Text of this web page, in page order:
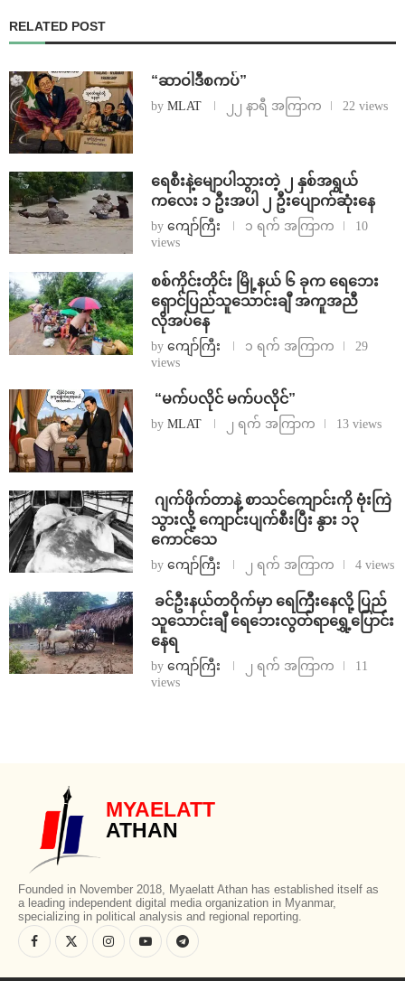
RELATED POST
“ဆာဝါဒီစကပ်”
by MLAT ၂၂ နာရီ အကြာက 22 views
ရေစီးနဲ့မျောပါသွားတဲ့ ၂ နှစ်အရွယ်
ကလေး ၁ ဦးအပါ ၂ ဦးပျောက်ဆုံးနေ
by ကျော်ကြီး ၁ ရက် အကြာက
10
views
စစ်ကိုင်းတိုင်း မြို့နယ် ၆ ခုက ရေဘေး
ရှောင်ပြည်သူသောင်းချီ အကူအညီ
လိုအပ်နေ
by ကျော်ကြီး ၁ ရက် အကြာက
29
views
⁨ ⁨“မက်ပလိုင် မက်ပလိုင်”
by MLAT ၂ ရက် အကြာက 13 views
⁨⁩ ⁨ဂျက်ဖိုက်တာနဲ့ စာသင်ကျောင်းကို ဗုံးကြဲ
သွားလို့ ကျောင်းပျက်စီးပြီး နွား ၁၃
ကောင်သေ
by ကျော်ကြီး ၂ ရက် အကြာက 4 views
⁩ ⁨ခင်ဦးနယ်တဝိုက်မှာ ရေကြီးနေလို့ ပြည်
သူသောင်းချီ ရေဘေးလွတ်ရာရွှေ့ပြောင်း
နေရ
by ကျော်ကြီး ၂ ရက် အကြာက
11
views
MYAELATT
ATHAN
Founded in November 2018, Myaelatt Athan has established itself as
a leading independent digital media organization in Myanmar,
specializing in political analysis and regional reporting.